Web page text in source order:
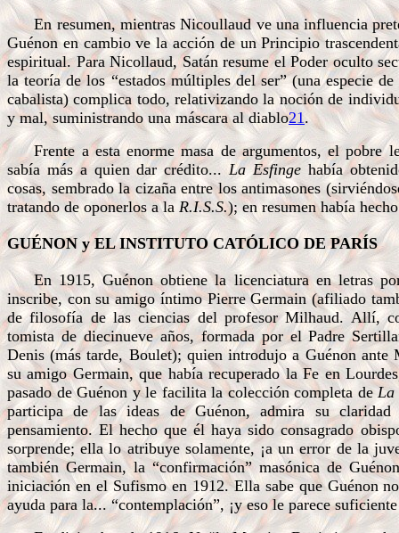
En resumen, mientras Nicoullaud ve una influencia
Guénon en cambio ve la acción de un Principio
espiritual. Para Nicollaud, Satán resume el Poder oculto
la teoría de los “estados múltiples del ser” (una especie
cabalista) complica todo, relativizando la noción de
y mal, suministrando una máscara al diablo21.
Frente a esta enorme masa de argumentos, el pobre
sabía más a quien dar crédito...La Esfinge había
cosas, sembrado la cizaña entre los antimasones
tratando de oponerlos a la R.I.S.S.); en resumen había
GUÉNON y EL INSTITUTO CATÓLICO DE PARÍS
En 1915, Guénon obtiene la licenciatura en letras
inscribe, con su amigo íntimo Pierre Germain (afiliado
de filosofía de las ciencias del profesor Milhaud. Allí,
tomista de diecinueve años, formada por el Padre
Denis (más tarde, Boulet); quien introdujo a Guénon
su amigo Germain, que había recuperado la Fe en
pasado de Guénon y le facilita la colección completa deLa
participa de las ideas de Guénon, admira su
pensamiento. El hecho que él haya sido consagrado
sorprende; ella lo atribuye solamente, ¡a un error de la
también Germain, la “confirmación” masónica de
iniciación en el Sufismo en 1912. Ella sabe que Guénon
ayuda para la... “contemplación”, ¡y eso le parece